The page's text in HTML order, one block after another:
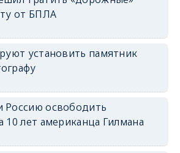
от БПЛА
установить памятник
освободить
10 лет американца Гилмана